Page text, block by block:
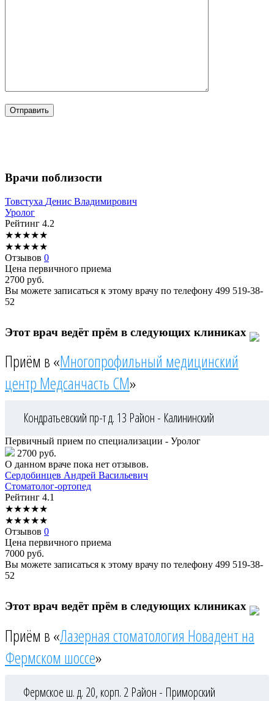
Врачи поблизости
Товстуха Денис Владимирович
Уролог
Рейтинг 4.2
★★★★★
★★★★★
Отзывов 0
Цена первичного приема
2700 руб.
Вы можете записаться к этому врачу по телефону 499 519-38-
52
Этот врач ведёт прём в следующих клиниках
Приём в «Многопрофильный медицинский
центр Медсанчасть СМ»
Кондратьевский пр-т д. 13 Район - Калининский
Первичный прием по специализации - Уролог
2700 руб.
О данном враче пока нет отзывов.
Сердобинцев Андрей Васильевич
Стоматолог-ортопед
Рейтинг 4.1
★★★★★
★★★★★
Отзывов 0
Цена первичного приема
7000 руб.
Вы можете записаться к этому врачу по телефону 499 519-38-
52
Этот врач ведёт прём в следующих клиниках
Приём в «Лазерная стоматология Новадент на
Фермском шоссе»
Фермское ш. д. 20, корп. 2 Район - Приморский